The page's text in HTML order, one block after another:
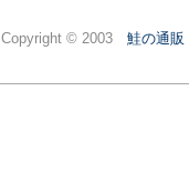
Copyright © 2003 鮭の通販